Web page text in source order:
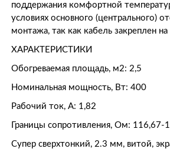
поддержания комфортной
условиях основного (центрального)
монтажа, так как кабель закреплен
ХАРАКТЕРИСТИКИ
Обогреваемая площадь, м2: 2,5
Номинальная мощность, Вт: 400
Рабочий ток, А: 1,82
Границы сопротивления, Ом: 116,67-
Супер сверхтонкий, 2.3 мм, витой,